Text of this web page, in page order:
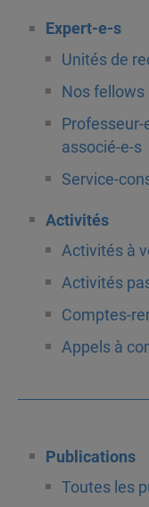
Expert-e-s
Unités de
Nos fellows
Professeur-
associé-e-s
Service-
Activités
Activités à
Activités
Comptes-
Appels à
Publications
Toutes les